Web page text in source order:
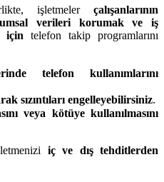
işletmeler çalışanlarının
verileri korumak ve iş
için telefon takip programlarını
telefon kullanımlarını
sızıntıları engelleyebilirsiniz.
veya kötüye kullanılmasını
iç ve dış tehditlerden